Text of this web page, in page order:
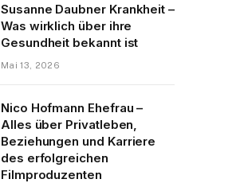
Susanne Daubner Krankheit –
Was wirklich über ihre
Gesundheit bekannt ist
Mai 13, 2026
Nico Hofmann Ehefrau –
Alles über Privatleben,
Beziehungen und Karriere
des erfolgreichen
Filmproduzenten